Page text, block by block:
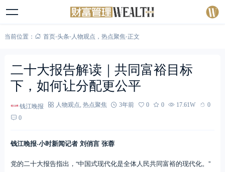
当前位置： 首页-头条-人物观点 ， 热点聚焦-正文
二十大报告解读｜共同富裕目标
下，如何让分配更公平
钱江晚报 人物观点 热点聚焦 3年前 0 0 17.61W
0
0
钱江晚报·小时新闻记者 刘俏言 张蓉
党的二十大报告指出，“中国式现代化是全体人民共同富裕的现代化。”